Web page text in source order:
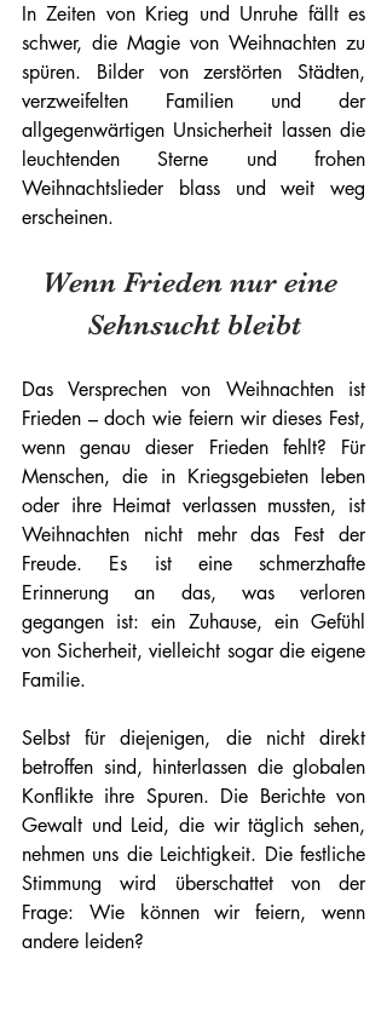
In Zeiten von Krieg und Unruhe fällt es
schwer, die Magie von Weihnachten zu
spüren. Bilder von zerstörten Städten,
verzweifelten Familien und der
allgegenwärtigen Unsicherheit lassen die
leuchtenden Sterne und frohen
Weihnachtslieder blass und weit weg
erscheinen.
Wenn Frieden nur eine
Sehnsucht bleibt
Das Versprechen von Weihnachten ist
Frieden – doch wie feiern wir dieses Fest,
wenn genau dieser Frieden fehlt? Für
Menschen, die in Kriegsgebieten leben
oder ihre Heimat verlassen mussten, ist
Weihnachten nicht mehr das Fest der
Freude. Es ist eine schmerzhafte
Erinnerung an das, was verloren
gegangen ist: ein Zuhause, ein Gefühl
von Sicherheit, vielleicht sogar die eigene
Familie.
Selbst für diejenigen, die nicht direkt
betroffen sind, hinterlassen die globalen
Konflikte ihre Spuren. Die Berichte von
Gewalt und Leid, die wir täglich sehen,
nehmen uns die Leichtigkeit. Die festliche
Stimmung wird überschattet von der
Frage: Wie können wir feiern, wenn
andere leiden?